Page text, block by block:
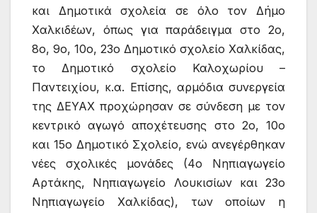
και Δημοτικά σχολεία σε όλο τον Δήμο
Χαλκιδέων, όπως για παράδειγμα στο 2ο,
8ο, 9ο, 10ο, 23ο Δημοτικό σχολείο Χαλκίδας,
το Δημοτικό σχολείο Καλοχωρίου –
Παντειχίου, κ.α. Επίσης, αρμόδια συνεργεία
της ΔΕΥΑΧ προχώρησαν σε σύνδεση με τον
κεντρικό αγωγό αποχέτευσης στο 2ο, 10ο
και 15ο Δημοτικό Σχολείο, ενώ ανεγέρθηκαν
νέες σχολικές μονάδες (4ο Νηπιαγωγείο
Αρτάκης, Νηπιαγωγείο Λουκισίων και 23ο
Νηπιαγωγείο Χαλκίδας), των οποίων η